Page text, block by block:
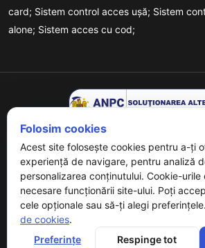
card; Sistem control acces ușă; Sistem
alone; Sistem acces cu cod;
Copyrights © 2026 URMET - Powered
Rights Reserved.
Folosim cookies
Acest site folosește cookies pentru a-ți
experiență de navigare, pentru analiză
personalizarea conținutului. Cookie-urile
necesare funcționării site-ului. Poți
cele opționale sau să-ți alegi
de cookies.
Preferințe
Respinge tot